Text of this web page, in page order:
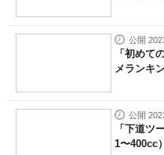
公開
「初めて
メランキ
公開
「下道ツ
1〜400cc